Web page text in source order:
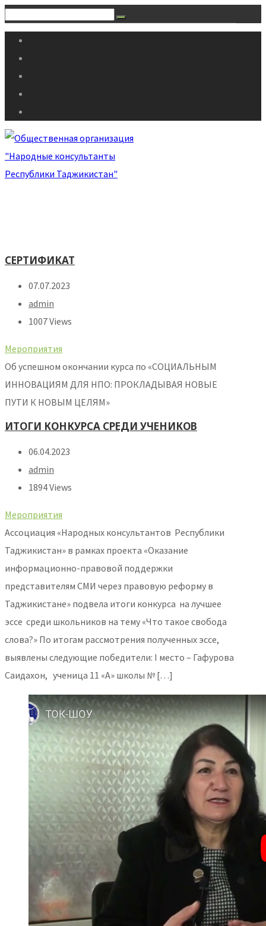
СЕРТИФИКАТ
07.07.2023
admin
1007 Views
Мероприятия
Об успешном окончании курса по «СОЦИАЛЬНЫМ
ИННОВАЦИЯМ ДЛЯ НПО: ПРОКЛАДЫВАЯ НОВЫЕ
ПУТИ К НОВЫМ ЦЕЛЯМ»
ИТОГИ КОНКУРСА СРЕДИ УЧЕНИКОВ
06.04.2023
admin
1894 Views
Мероприятия
Ассоциация «Народных консультантов Республики
Таджикистан» в рамках проекта «Оказание
информационно-правовой поддержки
представителям СМИ через правовую реформу в
Таджикистане» подвела итоги конкурса на лучшее
эссе среди школьников на тему «Что такое свобода
слова?» По итогам рассмотрения полученных эссе,
выявлены следующие победители: I место – Гафурова
Саидахон, ученица 11 «А» школы № […]